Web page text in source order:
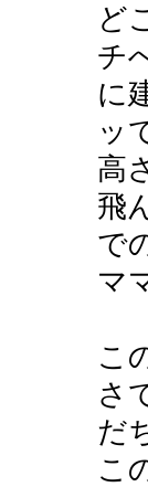
ど
チ
に
ッ
高
飛
で
マ
こ
さ
だ
こ